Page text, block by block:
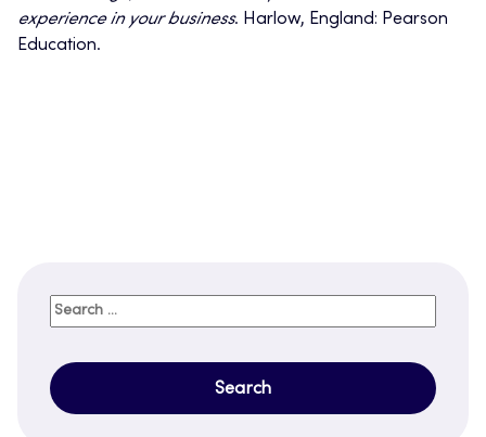
experience in your business. Harlow, England: Pearson
Education.
Search